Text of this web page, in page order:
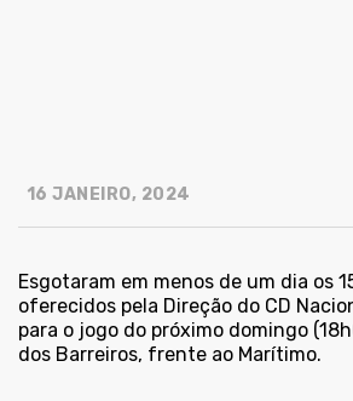
16 JANEIRO, 2024
Esgotaram em menos de um dia os
oferecidos pela Direção do CD
para o jogo do próximo domingo
dos Barreiros, frente ao Marítimo.